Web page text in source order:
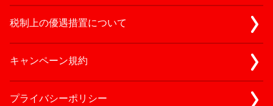
税制上の優遇措置について
キャンペーン規約
プライバシーポリシー